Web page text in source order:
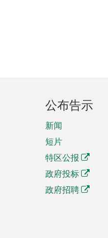
公布告示
新闻
短片
特区公报
政府投标
政府招聘